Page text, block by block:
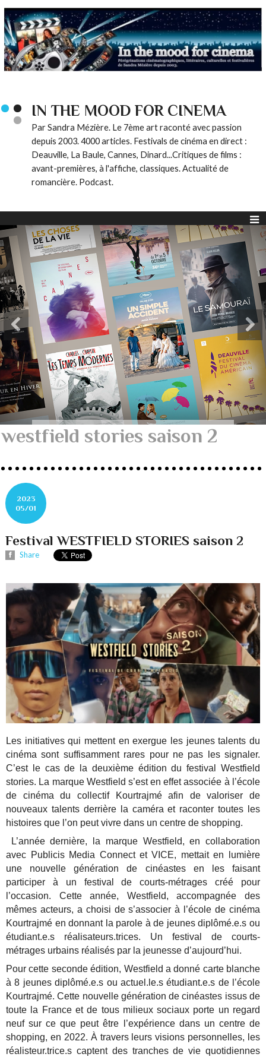
IN THE MOOD FOR CINEMA
Par Sandra Mézière. Le 7ème art raconté avec passion
depuis 2003. 4000 articles. Festivals de cinéma en direct :
Deauville, La Baule, Cannes, Dinard...Critiques de films :
avant-premières, à l'affiche, classiques. Actualité de
romancière. Podcast.
westfield stories saison 2
2023
05/01
Festival WESTFIELD STORIES saison 2
Share
Les initiatives qui mettent en exergue les jeunes talents du
cinéma sont suffisamment rares pour ne pas les signaler.
C’est le cas de la deuxième édition du festival Westfield
stories. La marque Westfield s’est en effet associée à l’école
de cinéma du collectif Kourtrajmé afin de valoriser de
nouveaux talents derrière la caméra et raconter toutes les
histoires que l’on peut vivre dans un centre de shopping.
L’année dernière, la marque Westfield, en collaboration
avec Publicis Media Connect et VICE, mettait en lumière
une nouvelle génération de cinéastes en les faisant
participer à un festival de courts-métrages créé pour
l’occasion. Cette année, Westfield, accompagnée des
mêmes acteurs, a choisi de s’associer à l’école de cinéma
Kourtrajmé en donnant la parole à de jeunes diplômé.e.s ou
étudiant.e.s réalisateurs.trices. Un festival de courts-
métrages urbains réalisés par la jeunesse d’aujourd’hui.
Pour cette seconde édition, Westfield a donné carte blanche
à 8 jeunes diplômé.e.s ou actuel.le.s étudiant.e.s de l’école
Kourtrajmé. Cette nouvelle génération de cinéastes issus de
toute la France et de tous milieux sociaux porte un regard
neuf sur ce que peut être l’expérience dans un centre de
shopping, en 2022. À travers leurs visions personnelles, les
réalisteur.trice.s captent des tranches de vie quotidiennes